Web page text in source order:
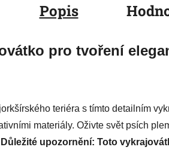
Popis
pro tvoření
teriéra s tímto detailním
materiály. Oživte svět psích
Důležité upozornění: Toto